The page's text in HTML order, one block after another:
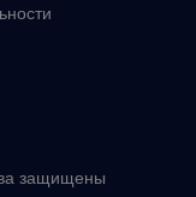
защищены